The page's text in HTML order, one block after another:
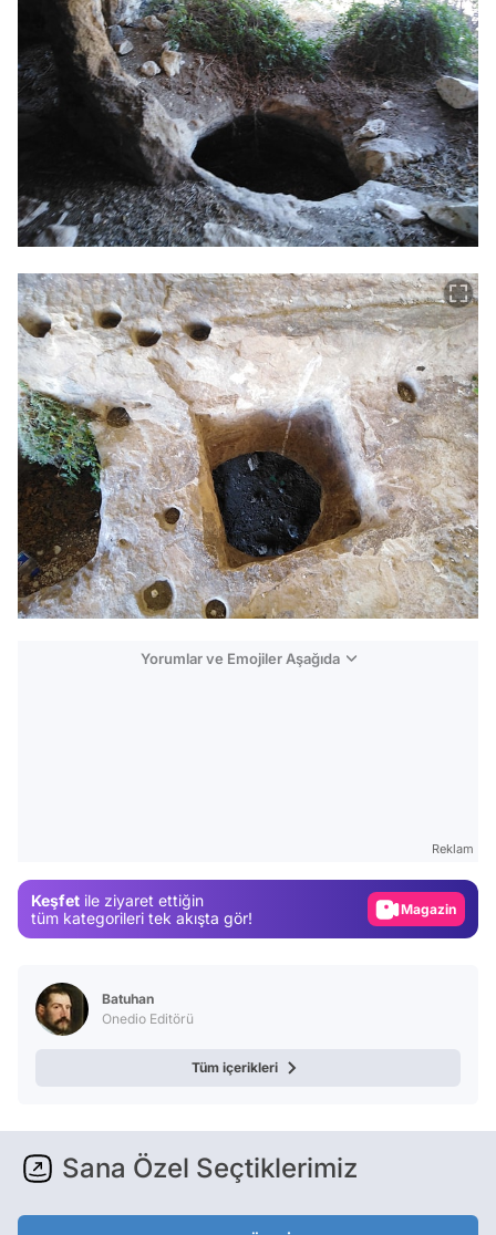
Yorumlar ve Emojiler Aşağıda
Reklam
Keşfet ile ziyaret ettiğin
tüm kategorileri tek akışta gör!
Magazin
Batuhan
Onedio Editörü
Tüm içerikleri
Sana Özel Seçtiklerimiz